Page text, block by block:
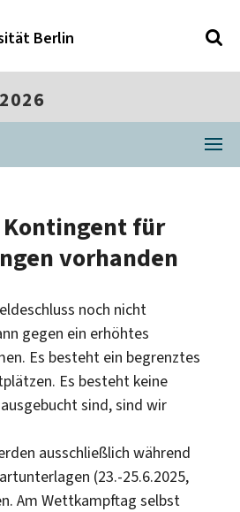
Berlin
Kontingent für
vorhanden
noch nicht
gegen ein erhöhtes
Es besteht ein begrenztes
Es besteht keine
sind, sind wir
ausschließlich während
(23.-25.6.2025,
Am Wettkampftag selbst